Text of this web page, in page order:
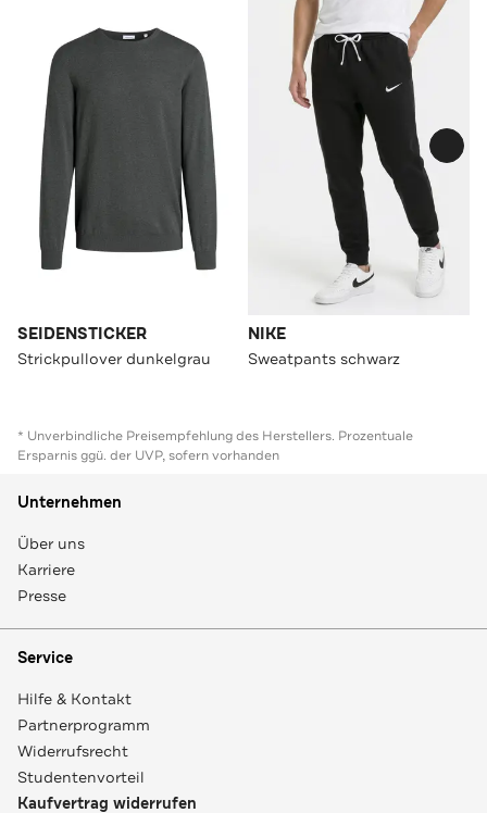
SEIDENSTICKER
Strickpullover dunkelgrau
NIKE
Sweatpants schwarz
* Unverbindliche Preisempfehlung des Herstellers. Prozentuale
Ersparnis ggü. der UVP, sofern vorhanden
Unternehmen
Über uns
Karriere
Presse
Service
Hilfe & Kontakt
Partnerprogramm
Widerrufsrecht
Studentenvorteil
Kaufvertrag widerrufen